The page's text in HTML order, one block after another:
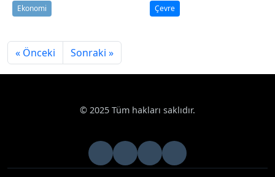
Ekonomi Çevre
« Önceki Sonraki »
© 2025 Tüm hakları saklıdır.